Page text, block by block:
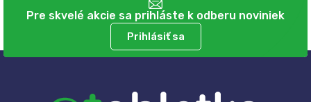
Pre skvelé akcie sa prihláste k odberu noviniek
Prihlásiť sa